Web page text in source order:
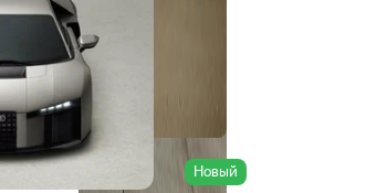
Новый